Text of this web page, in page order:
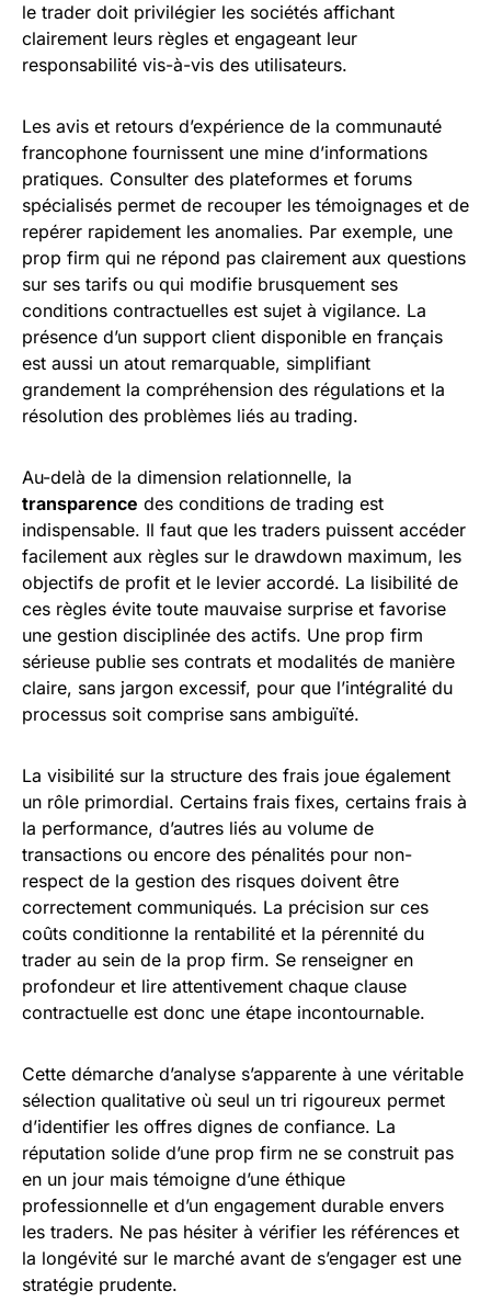
le trader doit privilégier les sociétés affichant
clairement leurs règles et engageant leur
responsabilité vis-à-vis des utilisateurs.
Les avis et retours d’expérience de la communauté
francophone fournissent une mine d’informations
pratiques. Consulter des plateformes et forums
spécialisés permet de recouper les témoignages et de
repérer rapidement les anomalies. Par exemple, une
prop firm qui ne répond pas clairement aux questions
sur ses tarifs ou qui modifie brusquement ses
conditions contractuelles est sujet à vigilance. La
présence d’un support client disponible en français
est aussi un atout remarquable, simplifiant
grandement la compréhension des régulations et la
résolution des problèmes liés au trading.
Au-delà de la dimension relationnelle, la
transparence des conditions de trading est
indispensable. Il faut que les traders puissent accéder
facilement aux règles sur le drawdown maximum, les
objectifs de profit et le levier accordé. La lisibilité de
ces règles évite toute mauvaise surprise et favorise
une gestion disciplinée des actifs. Une prop firm
sérieuse publie ses contrats et modalités de manière
claire, sans jargon excessif, pour que l’intégralité du
processus soit comprise sans ambiguïté.
La visibilité sur la structure des frais joue également
un rôle primordial. Certains frais fixes, certains frais à
la performance, d’autres liés au volume de
transactions ou encore des pénalités pour non-
respect de la gestion des risques doivent être
correctement communiqués. La précision sur ces
coûts conditionne la rentabilité et la pérennité du
trader au sein de la prop firm. Se renseigner en
profondeur et lire attentivement chaque clause
contractuelle est donc une étape incontournable.
Cette démarche d’analyse s’apparente à une véritable
sélection qualitative où seul un tri rigoureux permet
d’identifier les offres dignes de confiance. La
réputation solide d’une prop firm ne se construit pas
en un jour mais témoigne d’une éthique
professionnelle et d’un engagement durable envers
les traders. Ne pas hésiter à vérifier les références et
la longévité sur le marché avant de s’engager est une
stratégie prudente.